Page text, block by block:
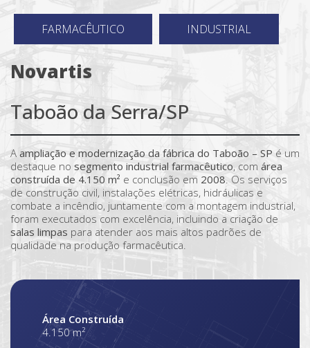
FARMACÊUTICO INDUSTRIAL
Novartis
Taboão da Serra/SP
A ampliação e modernização da fábrica do Taboão – SP é um
destaque no segmento industrial farmacêutico, com área
construída de 4.150 m² e conclusão em 2008. Os serviços
de construção civil, instalações elétricas, hidráulicas e
combate a incêndio, juntamente com a montagem industrial,
foram executados com excelência, incluindo a criação de
salas limpas para atender aos mais altos padrões de
qualidade na produção farmacêutica.
Área Construída
4.150 m²